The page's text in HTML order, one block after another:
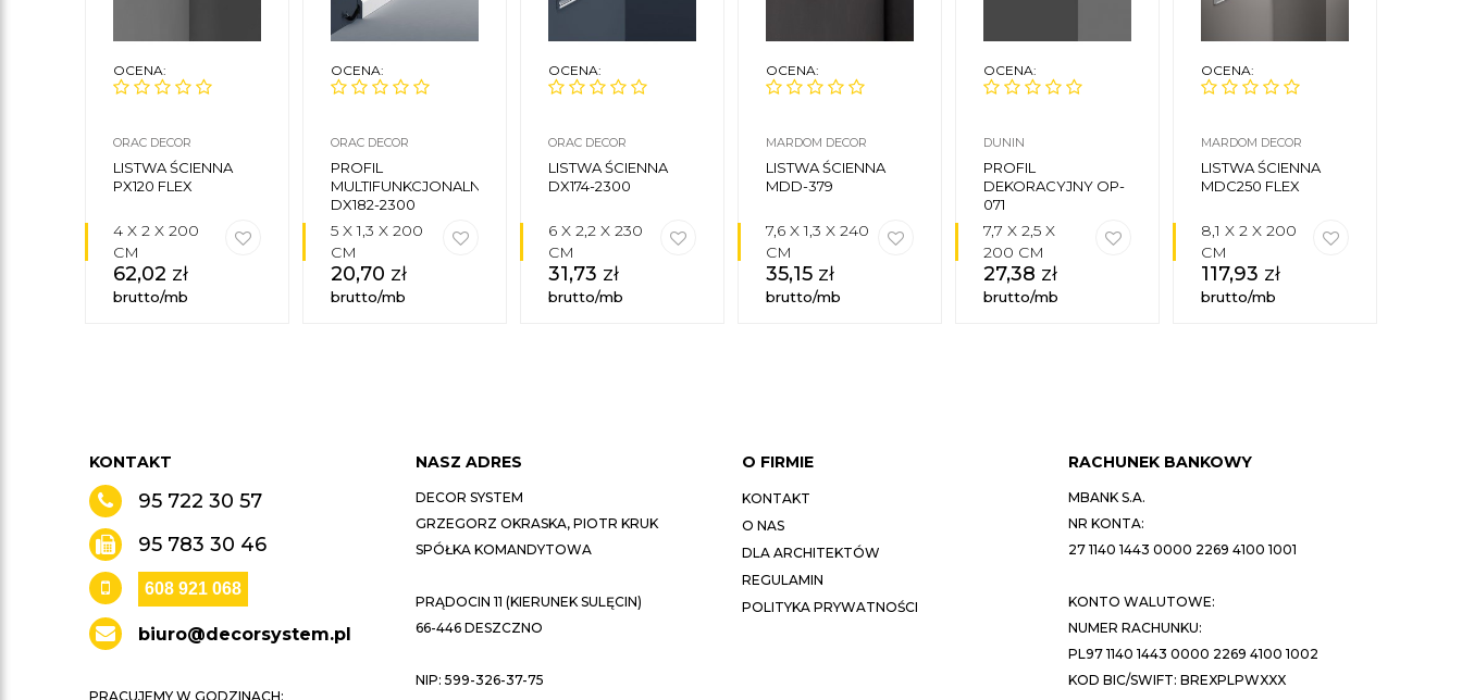
OCENA:
ORAC DECOR
LISTWA ŚCIENNA
PX120 FLEX
4 X 2 X 200
CM
62,02 zł
brutto/mb
OCENA:
ORAC DECOR
PROFIL
MULTIFUNKCJONALNY
DX182-2300
5 X 1,3 X 200
CM
20,70 zł
brutto/mb
OCENA:
ORAC DECOR
LISTWA ŚCIENNA
DX174-2300
6 X 2,2 X 230
CM
31,73 zł
brutto/mb
OCENA:
MARDOM DECOR
LISTWA ŚCIENNA
MDD-379
7,6 X 1,3 X 240
CM
35,15 zł
brutto/mb
OCENA:
DUNIN
PROFIL
DEKORACYJNY OP-
071
7,7 X 2,5 X
200 CM
27,38 zł
brutto/mb
OCENA:
MARDOM DECOR
LISTWA ŚCIENNA
MDC250 FLEX
8,1 X 2 X 200
CM
117,93 zł
brutto/mb
KONTAKT
95 722 30 57
95 783 30 46
608 921 068
biuro@decorsystem.pl
PRACUJEMY W GODZINACH:
NASZ ADRES
DECOR SYSTEM
GRZEGORZ OKRASKA, PIOTR KRUK
SPÓŁKA KOMANDYTOWA
PRĄDOCIN 11 (KIERUNEK SULĘCIN)
66-446 DESZCZNO
NIP: 599-326-37-75
O FIRMIE
KONTAKT
O NAS
DLA ARCHITEKTÓW
REGULAMIN
POLITYKA PRYWATNOŚCI
RACHUNEK BANKOWY
MBANK S.A.
NR KONTA:
27 1140 1443 0000 2269 4100 1001
KONTO WALUTOWE:
NUMER RACHUNKU:
PL97 1140 1443 0000 2269 4100 1002
KOD BIC/SWIFT: BREXPLPWXXX